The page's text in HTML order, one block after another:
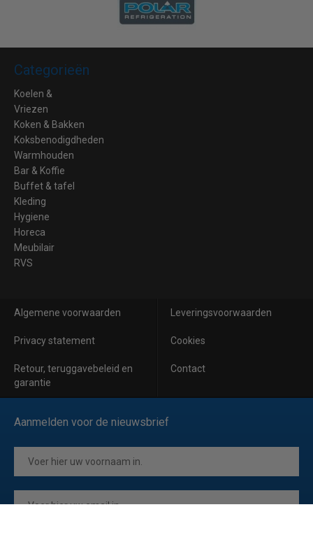
Categorieën
Koelen &
Vriezen
Koken & Bakken
Koksbenodigdheden
Warmhouden
Bar & Koffie
Buffet & tafel
Kleding
Hygiene
Horeca
Meubilair
RVS
Algemene voorwaarden Leveringsvoorwaarden
Privacy statement Cookies
Retour, teruggavebeleid en
garantie
Contact
Aanmelden voor de nieuwsbrief